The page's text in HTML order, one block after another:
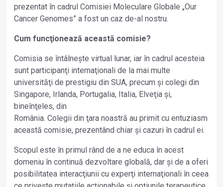
prezentat în cadrul Comisiei Moleculare Globale „Our
Cancer Genomes” a fost un caz de-al nostru.
Cum funcţionează această comisie?
Comisia se întâlnește virtual lunar, iar în cadrul acesteia
sunt participanţi internaţionali de la mai multe
universităţi de prestigiu din SUA, precum și colegi din
Singapore, Irlanda, Portugalia, Italia, Elveţia și,
bineînţeles, din
România. Colegii din ţara noastră au primit cu entuziasm
această comisie, prezentând chiar și cazuri în cadrul ei.
Scopul este în primul rând de a ne educa în acest
domeniu în continuă dezvoltare globală, dar și de a oferi
posibilitatea interacţiunii cu experţi internaţionali în ceea